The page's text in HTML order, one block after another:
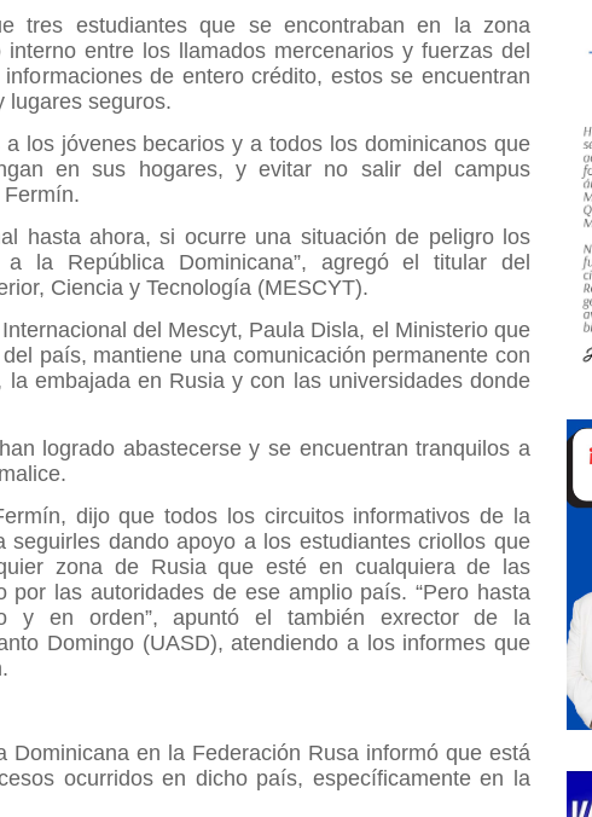
tres estudiantes que se encontraban en la zona
entre los llamados mercenarios y fuerzas del
de entero crédito, estos se encuentran
lugares seguros.
los jóvenes becarios y a todos los dominicanos que
en sus hogares, y evitar no salir del campus
Fermín.
hasta ahora, si ocurre una situación de peligro los
a la República Dominicana”, agregó el titular del
Ciencia y Tecnología (MESCYT).
del Mescyt, Paula Disla, el Ministerio que
país, mantiene una comunicación permanente con
la embajada en Rusia y con las universidades donde
logrado abastecerse y se encuentran tranquilos a
dijo que todos los circuitos informativos de la
seguirles dando apoyo a los estudiantes criollos que
zona de Rusia que esté en cualquiera de las
por las autoridades de ese amplio país. “Pero hasta
y en orden”, apuntó el también exrector de la
Domingo (UASD), atendiendo a los informes que
Dominicana en la Federación Rusa informó que está
ocurridos en dicho país, específicamente en la